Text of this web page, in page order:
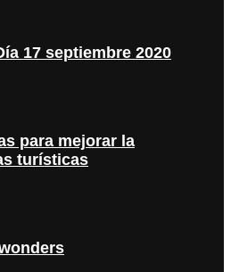
17 septiembre 2020
para mejorar la
turísticas